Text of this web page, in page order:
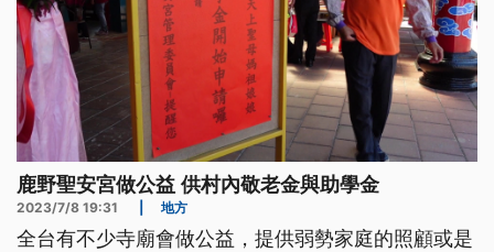
鹿野聖安宮做公益 供村內敬老金與助學金
2023/7/8 19:31 地方
全台有不少寺廟會做公益，提供弱勢家庭的照顧或是